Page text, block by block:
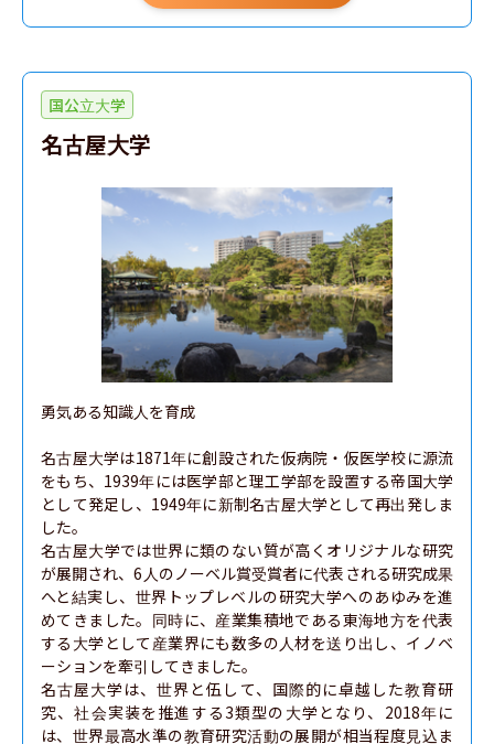
国公立大学
名古屋大学
勇気ある知識人を育成
名古屋大学は1871年に創設された仮病院・仮医学校に源流
をもち、1939年には医学部と理工学部を設置する帝国大学
として発足し、1949年に新制名古屋大学として再出発しま
した。
名古屋大学では世界に類のない質が高くオリジナルな研究
が展開され、6人のノーベル賞受賞者に代表される研究成果
へと結実し、世界トップレベルの研究大学へのあゆみを進
めてきました。同時に、産業集積地である東海地方を代表
する大学として産業界にも数多の人材を送り出し、イノベ
ーションを牽引してきました。
名古屋大学は、世界と伍して、国際的に卓越した教育研
究、社会実装を推進する3類型の大学となり、2018年に
は、世界最高水準の教育研究活動の展開が相当程度見込ま